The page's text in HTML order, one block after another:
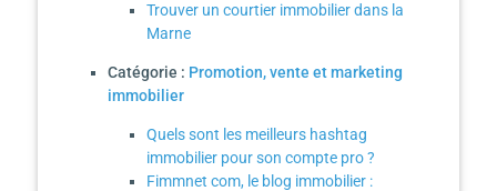
Trouver un courtier immobilier dans la
Marne
Catégorie : Promotion, vente et marketing
immobilier
Quels sont les meilleurs hashtag
immobilier pour son compte pro ?
Fimmnet com, le blog immobilier :